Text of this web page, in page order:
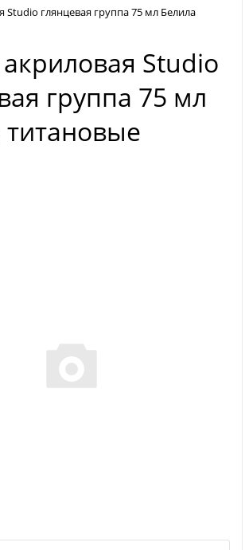
Studio глянцевая группа 75 мл Белила
Studio
группа 75 мл
титановые